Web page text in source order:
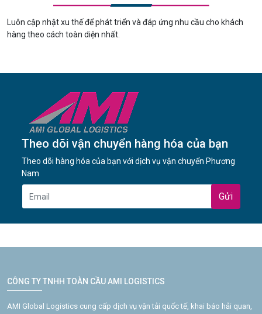
Luôn cập nhật xu thế để phát triển và đáp ứng nhu cầu cho khách
hàng theo cách toàn diện nhất.
Theo dõi vận chuyển hàng hóa của bạn
Theo dõi hàng hóa của bạn với dịch vụ vận chuyển Phương
Nam
Gửi
CÔNG TY TNHH TOÀN CẦU AMI LOGISTICS
AMI Global Logistics cung cấp dịch vụ vận tải quốc tế, khai báo hải quan,